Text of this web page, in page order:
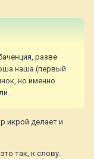
разве
наша (первый
но именно
икрой делает и
так, к слову.